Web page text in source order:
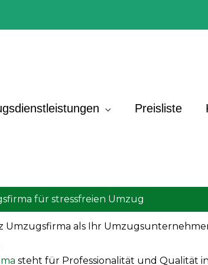
Preisliste
für stressfreien Umzug
Umzugsfirma als Ihr
steht für Professionalität und Qualität